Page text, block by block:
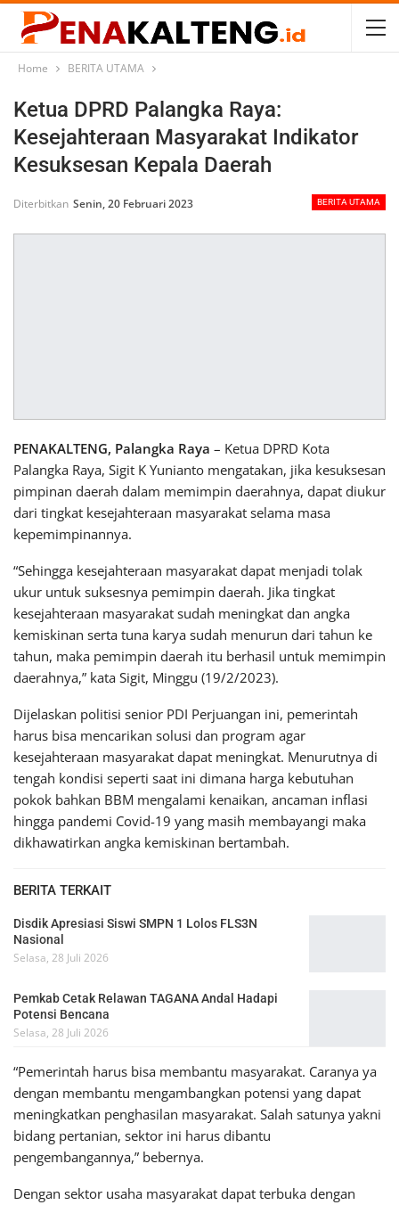
Home BERITA UTAMA
Ketua DPRD Palangka Raya:
Kesejahteraan Masyarakat Indikator
Kesuksesan Kepala Daerah
BERITA UTAMA
Diterbitkan Senin, 20 Februari 2023
PENAKALTENG, Palangka Raya – Ketua DPRD Kota
Palangka Raya, Sigit K Yunianto mengatakan, jika kesuksesan
pimpinan daerah dalam memimpin daerahnya, dapat diukur
dari tingkat kesejahteraan masyarakat selama masa
kepemimpinannya.
“Sehingga kesejahteraan masyarakat dapat menjadi tolak
ukur untuk suksesnya pemimpin daerah. Jika tingkat
kesejahteraan masyarakat sudah meningkat dan angka
kemiskinan serta tuna karya sudah menurun dari tahun ke
tahun, maka pemimpin daerah itu berhasil untuk memimpin
daerahnya,” kata Sigit, Minggu (19/2/2023).
Dijelaskan politisi senior PDI Perjuangan ini, pemerintah
harus bisa mencarikan solusi dan program agar
kesejahteraan masyarakat dapat meningkat. Menurutnya di
tengah kondisi seperti saat ini dimana harga kebutuhan
pokok bahkan BBM mengalami kenaikan, ancaman inflasi
hingga pandemi Covid-19 yang masih membayangi maka
dikhawatirkan angka kemiskinan bertambah.
BERITA TERKAIT
Disdik Apresiasi Siswi SMPN 1 Lolos FLS3N
Nasional
Selasa, 28 Juli 2026
Pemkab Cetak Relawan TAGANA Andal Hadapi
Potensi Bencana
Selasa, 28 Juli 2026
“Pemerintah harus bisa membantu masyarakat. Caranya ya
dengan membantu mengambangkan potensi yang dapat
meningkatkan penghasilan masyarakat. Salah satunya yakni
bidang pertanian, sektor ini harus dibantu
pengembangannya,” bebernya.
Dengan sektor usaha masyarakat dapat terbuka dengan